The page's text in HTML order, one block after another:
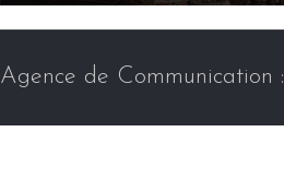
Agence de Communication :